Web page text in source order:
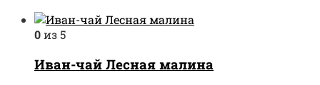
0из 5
Иван-чай Лесная малина